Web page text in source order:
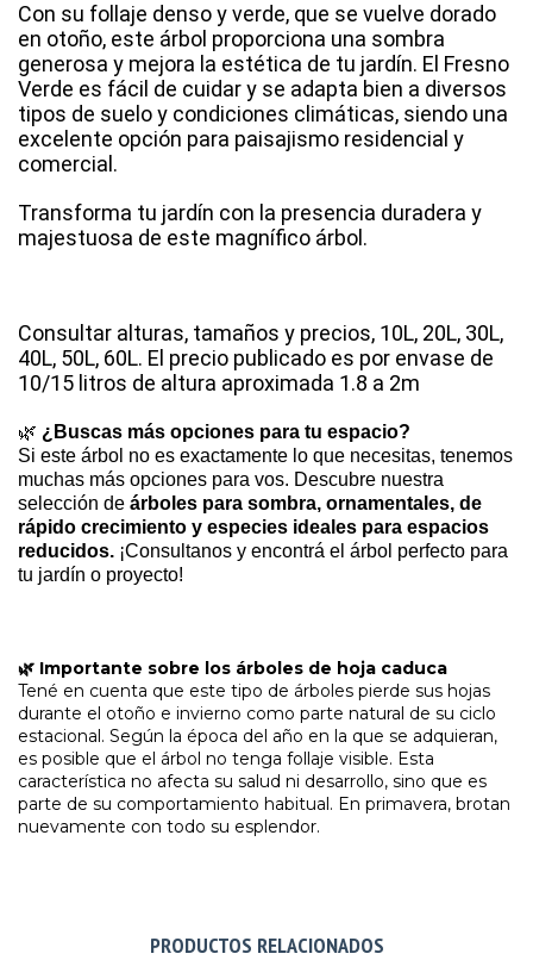
Con su follaje denso y verde, que se vuelve dorado
en otoño, este árbol proporciona una sombra
generosa y mejora la estética de tu jardín. El Fresno
Verde es fácil de cuidar y se adapta bien a diversos
tipos de suelo y condiciones climáticas, siendo una
excelente opción para paisajismo residencial y
comercial.
Transforma tu jardín con la presencia duradera y
majestuosa de este magnífico árbol.
Consultar alturas, tamaños y precios, 10L, 20L, 30L,
40L, 50L, 60L. El precio publicado es por envase de
10/15 litros de altura aproximada 1.8 a 2m
🌿 ¿Buscas más opciones para tu espacio?
Si este árbol no es exactamente lo que necesitas, tenemos
muchas más opciones para vos. Descubre nuestra
selección de árboles para sombra, ornamentales, de
rápido crecimiento y especies ideales para espacios
reducidos. ¡Consultanos y encontrá el árbol perfecto para
tu jardín o proyecto!
🌿 Importante sobre los árboles de hoja caduca
Tené en cuenta que este tipo de árboles pierde sus hojas
durante el otoño e invierno como parte natural de su ciclo
estacional. Según la época del año en la que se adquieran,
es posible que el árbol no tenga follaje visible. Esta
característica no afecta su salud ni desarrollo, sino que es
parte de su comportamiento habitual. En primavera, brotan
nuevamente con todo su esplendor.
PRODUCTOS RELACIONADOS